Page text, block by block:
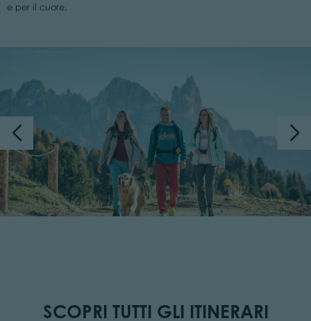
e per il cuore.
SCOPRI TUTTI GLI ITINERARI